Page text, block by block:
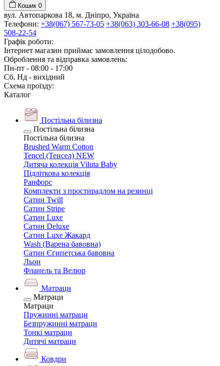
Кошик 0
вул. Автопаркова 18, м. Дніпро, Україна
Телефони: +38(067) 567-73-05 +38(063) 303-66-08 +38(095)
508-22-54
Графік роботи:
Інтернет магазин приймає замовлення цілодобово.
Оброблення та відправка замовлень:
Пн-пт - 08:00 - 17:00
Сб, Нд - вихідний
Схема проїзду:
Каталог
Постільна білизна
Постільна білизна
Постільна білизна
Brushed Warm Cotton
Tencel (Тенсел) NEW
Дитяча колекція Viluta Baby
Підліткова колекція
Ранфорс
Комплекти з простирадлом на резинці
Сатин Twill
Сатин Stripe
Сатин Luxe
Сатин Deluxe
Сатин Luxe Жакард
Wash (Варена бавовна)
Сатин Єгипетська бавовна
Льон
Фланель та Велюр
Матраци
Матраци
Матраци
Пружинні матраци
Безпружинні матраци
Тонкі матраци
Дитячі матраци
Ковдри